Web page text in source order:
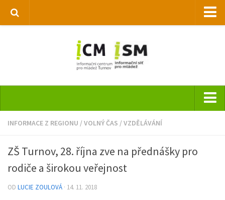
Informační síť pro mládež
Hlavní stránka
Pravidla
Služby
Aktuality a oznámení
INFORMACE Z REGIONU /VOLNÝ ČAS /VZDĚLÁVÁNÍ
ZŠ Turnov, 28. října zve na přednášky pro
rodiče a širokou veřejnost
OD LUCIE ZOULOVÁ · 14. 11. 2018